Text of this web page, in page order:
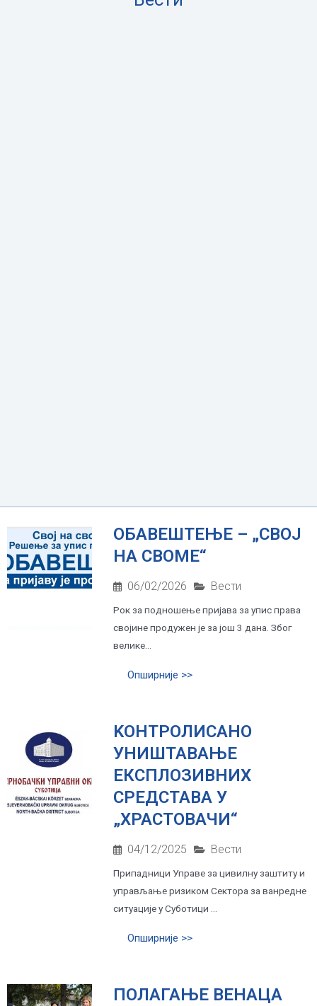
ОБАВЕШТЕЊЕ – „СВОЈ
НА СВОМЕ“
06/02/2026 Вести
Рок за подношење пријава за упис права
својине продужен је за још 3 дана. Због
велике...
Опширније >>
KОНТРОЛИСАНО
УНИШТАВАЊЕ
ЕКСПЛОЗИВНИХ
СРЕДСТАВА У
„ХРАСТОВАЧИ“
04/12/2025 Вести
Припадници Управе за цивилну заштиту и
управљање ризиком Сектора за ванредне
ситуације у Суботици ...
Опширније >>
ПОЛАГАЊЕ ВЕНАЦА